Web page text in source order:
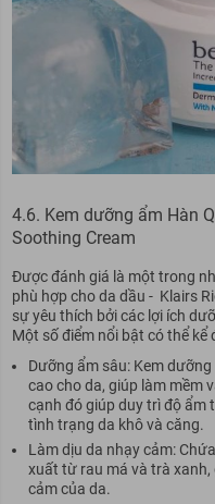
4.6. Kem dưỡng ẩm Hàn
Soothing Cream
Được đánh giá là một trong
phù hợp cho da dầu - Klairs
sự yêu thích bởi các lợi ích
Một số điểm nổi bật có thể kể
Dưỡng ẩm sâu: Kem
cao cho da, giúp làm mềm
cạnh đó giúp duy trì độ ẩm
tình trạng da khô và căng.
Làm dịu da nhạy cảm:
xuất từ rau má và trà
cảm của da.